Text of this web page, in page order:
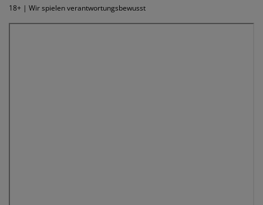
18+ | Wir spielen verantwortungsbewusst